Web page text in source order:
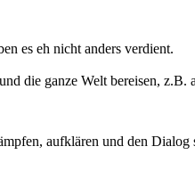
es eh nicht anders verdient.
die ganze Welt bereisen, z.B.
aufklären und den